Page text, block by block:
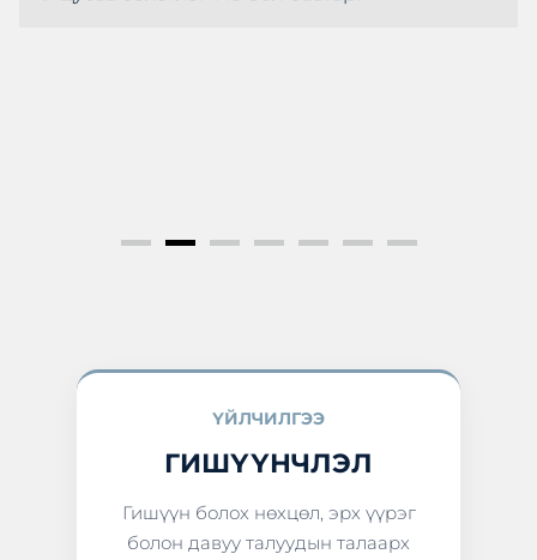
ҮЙЛЧИЛГЭЭ
ГИШҮҮНЧЛЭЛ
Гишүүн болох нөхцөл, эрх үүрэг
болон давуу талуудын талаарх